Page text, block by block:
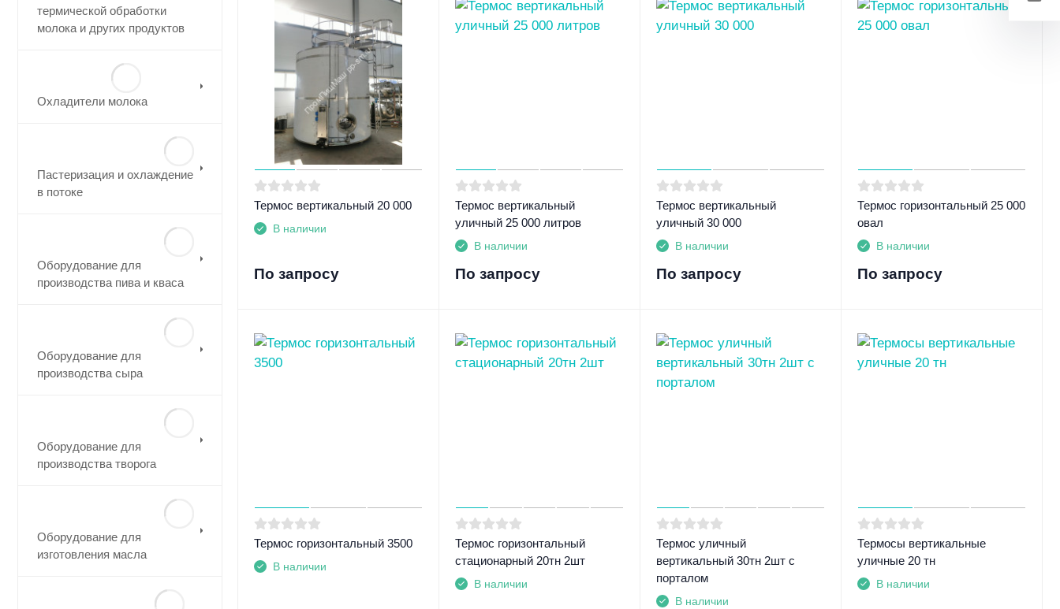
термической обработки
молока и других продуктов
Охладители молока
Пастеризация и охлаждение
в потоке
Оборудование для
производства пива и кваса
Оборудование для
производства сыра
Оборудование для
производства творога
Оборудование для
изготовления масла
Термос вертикальный 20 000
В наличии
По запросу
Термос вертикальный
уличный 25 000 литров
В наличии
По запросу
Термос вертикальный
уличный 30 000
В наличии
По запросу
Термос горизонтальный 25 000
овал
В наличии
По запросу
Термос горизонтальный 3500
В наличии
Термос горизонтальный
стационарный 20тн 2шт
В наличии
Термос уличный
вертикальный 30тн 2шт с
порталом
В наличии
Термосы вертикальные
уличные 20 тн
В наличии